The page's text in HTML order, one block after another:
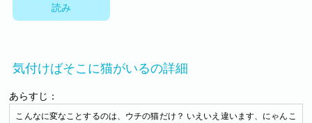
読み
気付けばそこに猫がいるの詳細
あらすじ：
こんなに変なことするのは、ウチの猫だけ？ いえいえ違います、にゃんこ